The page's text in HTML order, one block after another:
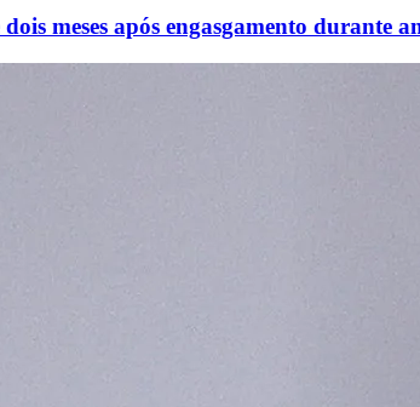
meses após engasgamento durante